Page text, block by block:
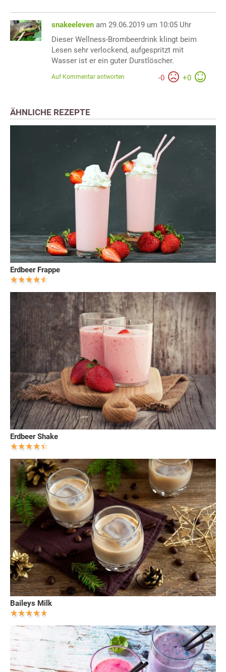
snakeeleven am 29.06.2019 um 10:05 Uhr
Dieser Wellness-Brombeerdrink klingt beim
Lesen sehr verlockend, aufgespritzt mit
Wasser ist er ein guter Durstlöscher.
-0 +0
Auf Kommentar antworten
ÄHNLICHE REZEPTE
Erdbeer Frappe
Erdbeer Shake
Baileys Milk